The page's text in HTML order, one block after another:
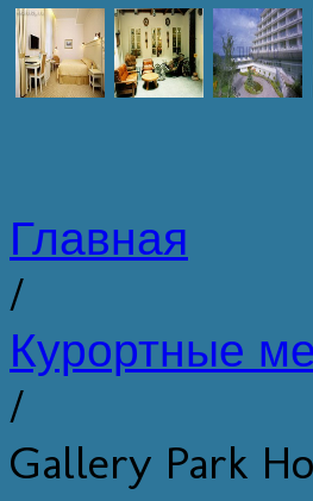
Главная
/
Курортные
/
Gallery Park